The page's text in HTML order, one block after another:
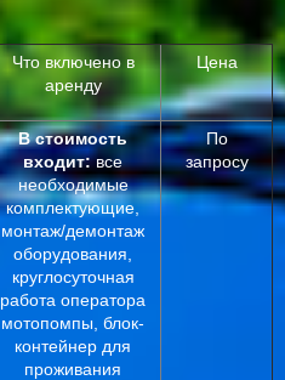
Что включено в
аренду
Цена
В стоимость
входит:все
необходимые
комплектующие,
монтаж/демонтаж
оборудования,
круглосуточная
работа оператора
мотопомпы, блок-
контейнер для
проживания
По
запросу